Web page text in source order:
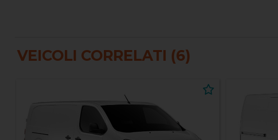
VEICOLI CORRELATI (6)